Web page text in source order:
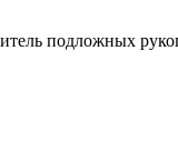
подложных